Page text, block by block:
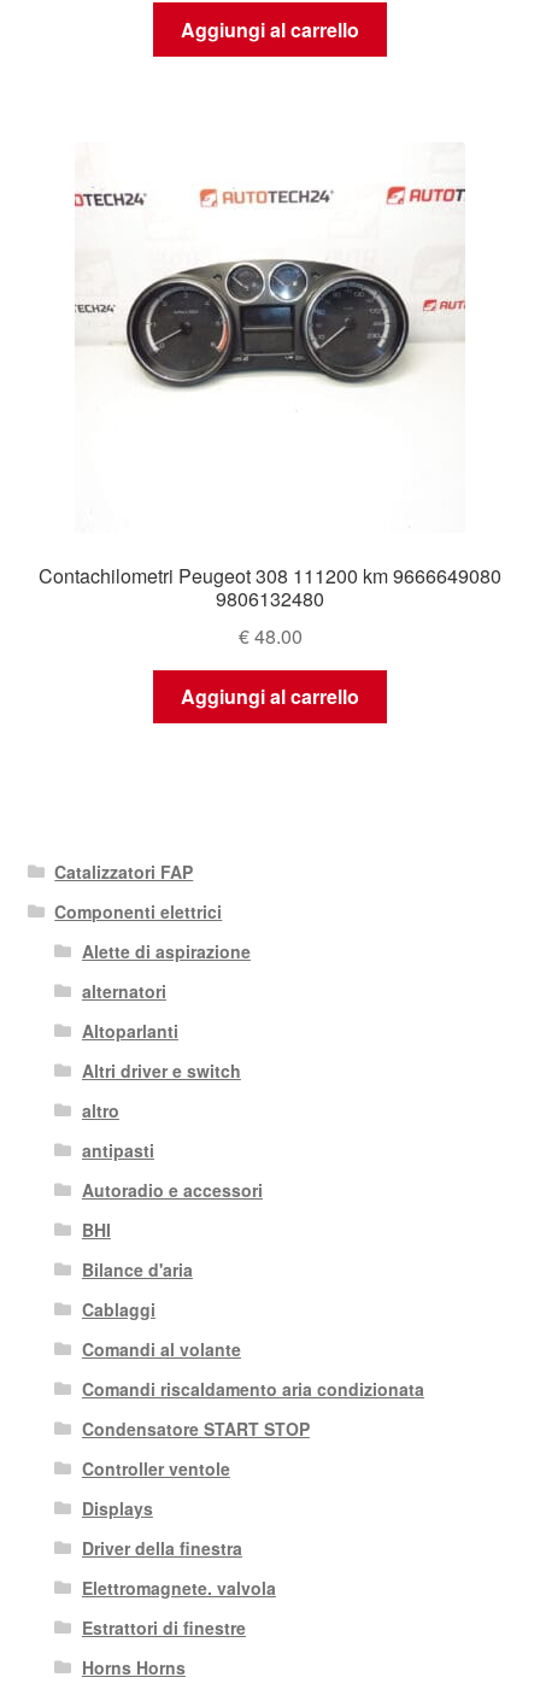
Aggiungi al carrello
Contachilometri Peugeot 308 111200 km 9666649080
9806132480
€48.00
Aggiungi al carrello
Catalizzatori FAP
Componenti elettrici
Alette di aspirazione
alternatori
Altoparlanti
Altri driver e switch
altro
antipasti
Autoradio e accessori
BHI
Bilance d'aria
Cablaggi
Comandi al volante
Comandi riscaldamento aria condizionata
Condensatore START STOP
Controller ventole
Displays
Driver della finestra
Elettromagnete. valvola
Estrattori di finestre
Horns Horns